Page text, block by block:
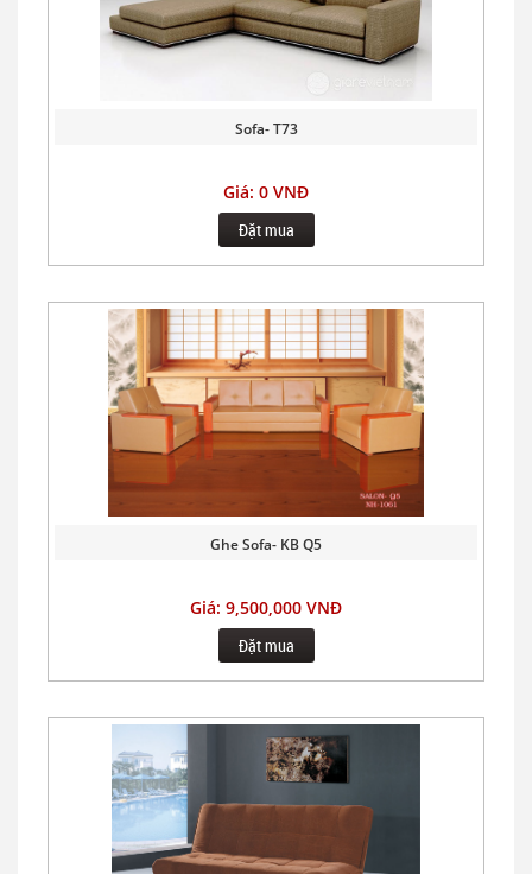
Sofa- T73
Giá: 0 VNĐ
Đặt mua
Ghe Sofa- KB Q5
Giá: 9,500,000 VNĐ
Đặt mua